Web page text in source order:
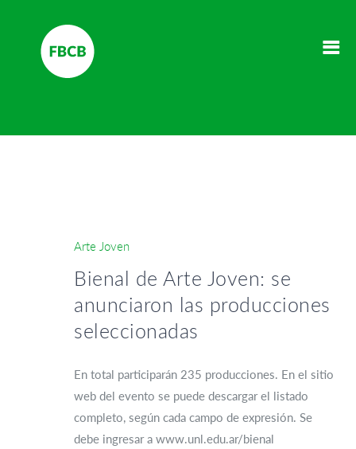
Arte Joven
Bienal de Arte Joven: se
anunciaron las producciones
seleccionadas
En total participarán 235 producciones. En el sitio
web del evento se puede descargar el listado
completo, según cada campo de expresión. Se
debe ingresar a www.unl.edu.ar/bienal